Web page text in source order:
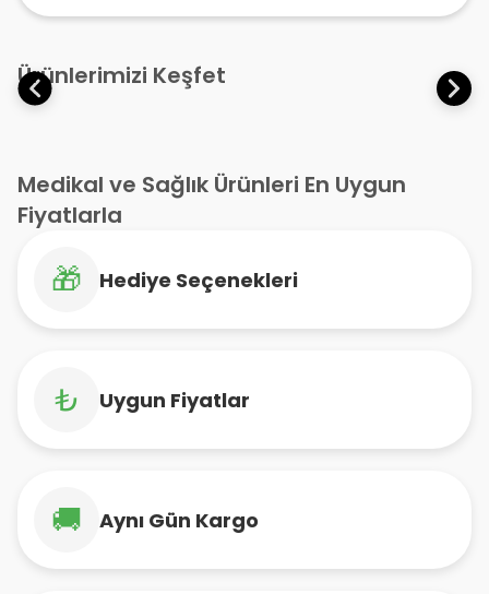
Ürünlerimizi Keşfet
Medikal ve Sağlık Ürünleri En Uygun
Fiyatlarla
🎁 Hediye Seçenekleri
₺ Uygun Fiyatlar
🚚 Aynı Gün Kargo